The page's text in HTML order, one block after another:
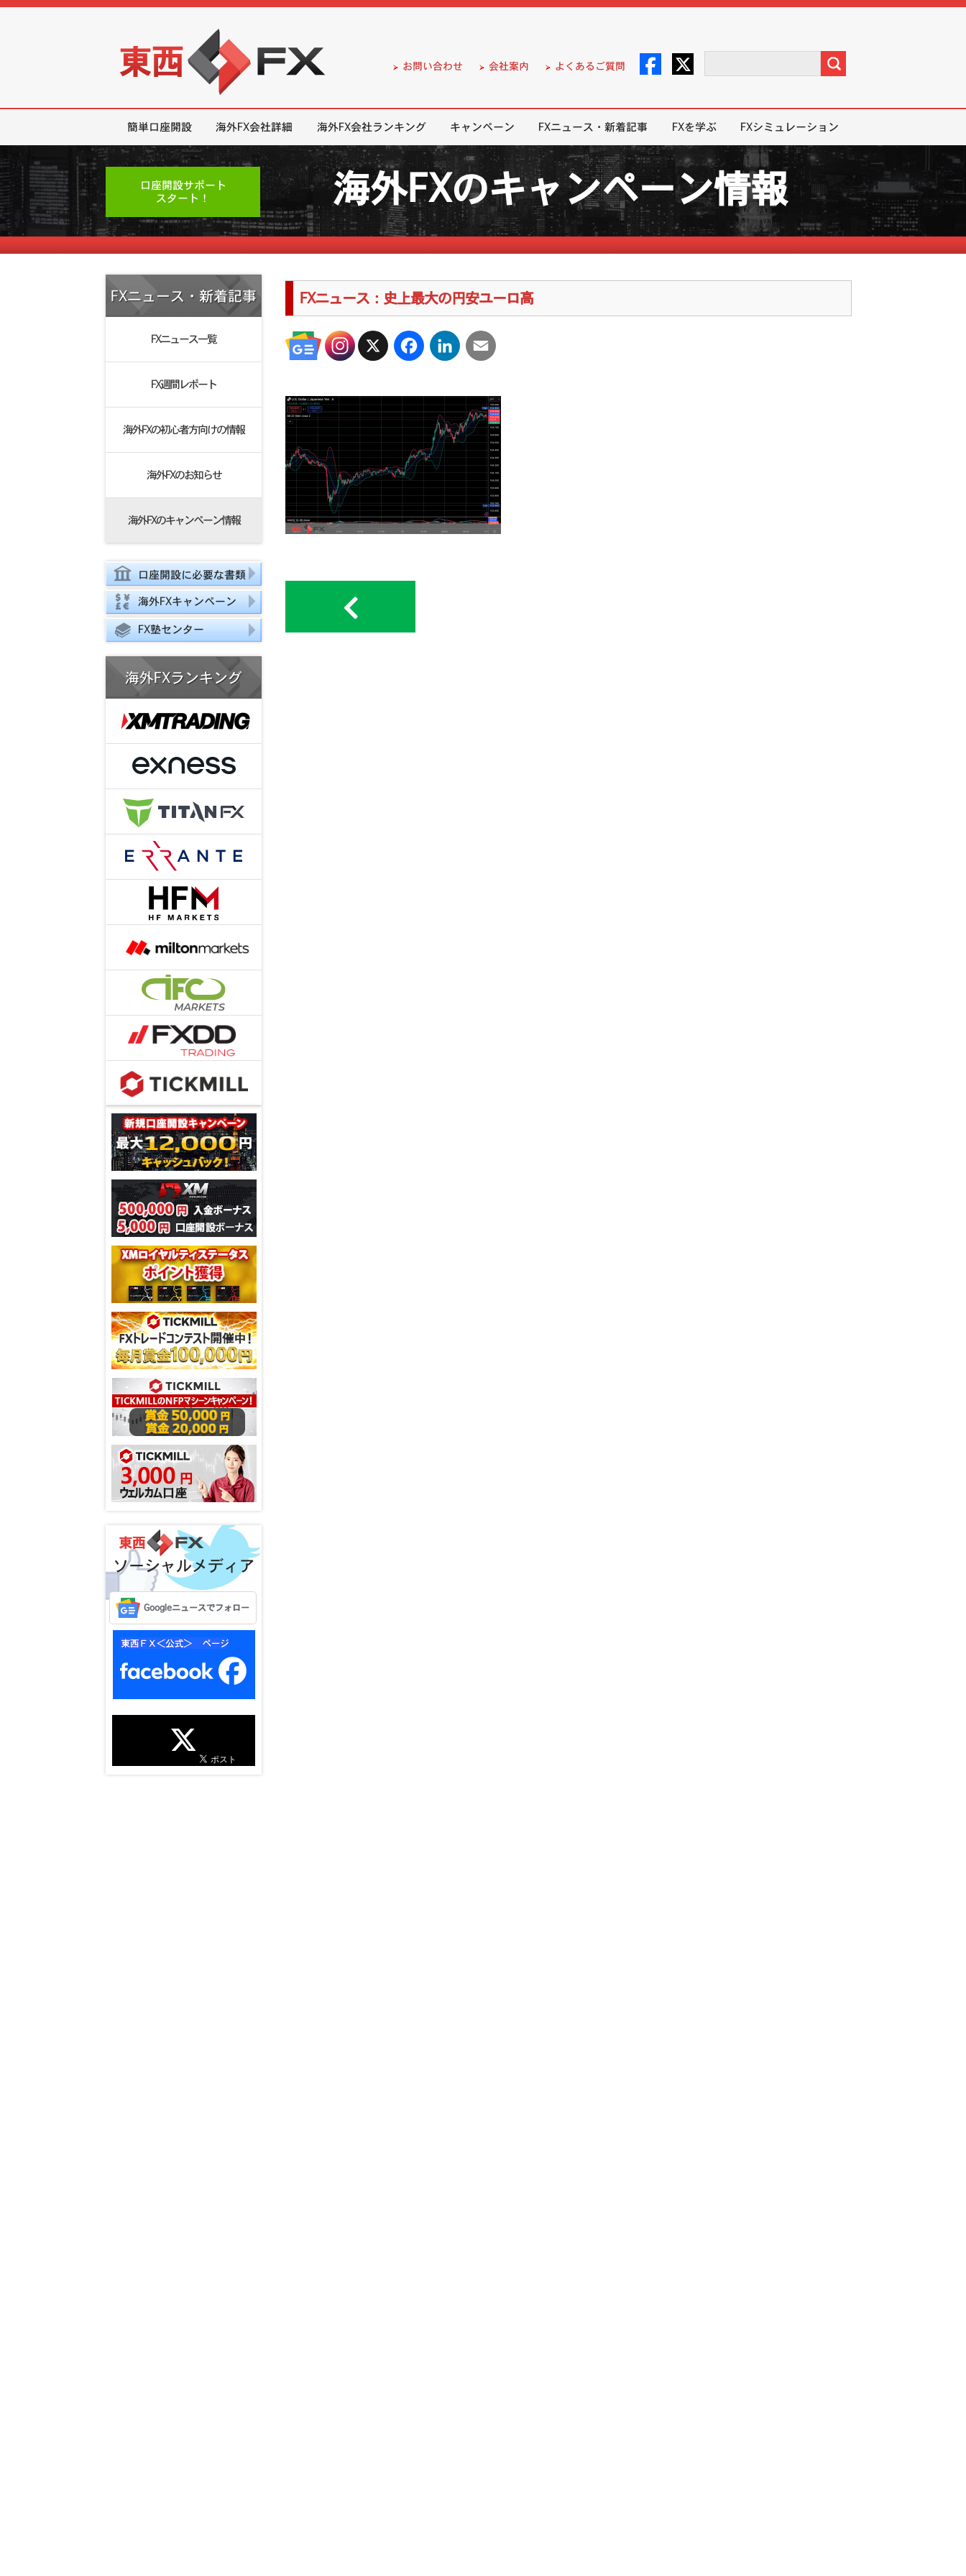
お問い合わせ 会社案内 よくあるご質問
簡単口座開設 海外FX会社詳細 海外FX会社ランキング キャンペーン FXニュース・新着記事 FXを学ぶ FXシミュレーション
口座開設サポート
スタート！
海外FXのキャンペーン情報
FXニュース・新着記事
FXニュース一覧
FX週間レポート
海外FXの初心者方向けの情報
海外FXのお知らせ
海外FXのキャンペーン情報
口座開設に必要な書類
海外FXキャンペーン
FX塾センター
海外FXランキング
ソーシャルメディア
Googleニュースでフォロー
FXニュース：史上最大の円安ユーロ高